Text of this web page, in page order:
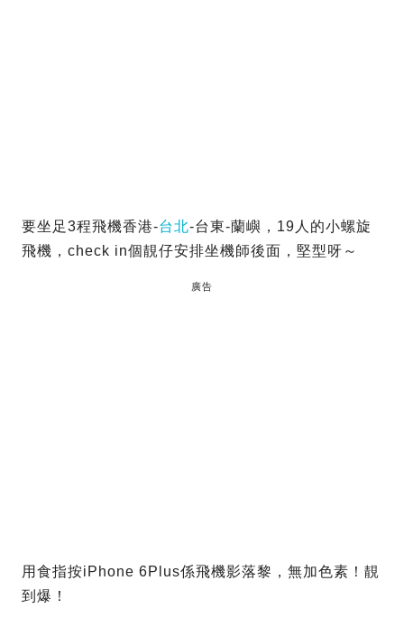
要坐足3程飛機香港-台北-台東-蘭嶼，19人的小螺旋
飛機，check in個靚仔安排坐機師後面，堅型呀～
廣告
用食指按iPhone 6Plus係飛機影落黎，無加色素！靚
到爆！